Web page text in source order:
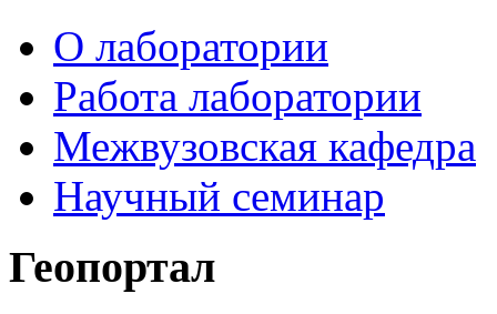
О лаборатории
Работа лаборатории
Межвузовская кафедра
Научный семинар
Геопортал